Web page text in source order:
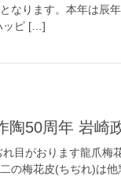
なります。本年は辰
ッピ […]
陶50周年 岩崎
目がおります龍爪梅
の梅花皮(ちぢれ)は